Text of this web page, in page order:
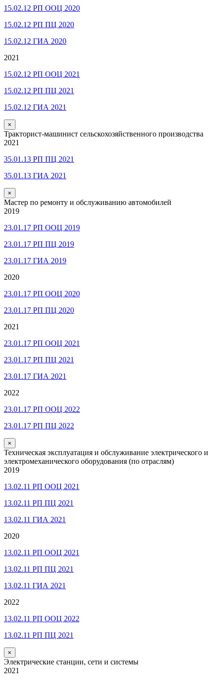
15.02.12 РП ООЦ 2020
15.02.12 РП ПЦ 2020
15.02.12 ГИА 2020
2021
15.02.12 РП ООЦ 2021
15.02.12 РП ПЦ 2021
15.02.12 ГИА 2021
×
Тракторист-машинист сельскохозяйственного производства
2021
35.01.13 РП ПЦ 2021
35.01.13 ГИА 2021
×
Мастер по ремонту и обслуживанию автомобилей
2019
23.01.17 РП ООЦ 2019
23.01.17 РП ПЦ 2019
23.01.17 ГИА 2019
2020
23.01.17 РП ООЦ 2020
23.01.17 РП ПЦ 2020
2021
23.01.17 РП ООЦ 2021
23.01.17 РП ПЦ 2021
23.01.17 ГИА 2021
2022
23.01.17 РП ООЦ 2022
23.01.17 РП ПЦ 2022
×
Техническая эксплуатация и обслуживание электрического и
электромеханического оборудования (по отраслям)
2019
13.02.11 РП ООЦ 2021
13.02.11 РП ПЦ 2021
13.02.11 ГИА 2021
2020
13.02.11 РП ООЦ 2021
13.02.11 РП ПЦ 2021
13.02.11 ГИА 2021
2022
13.02.11 РП ООЦ 2022
13.02.11 РП ПЦ 2021
×
Электрические станции, сети и системы
2021